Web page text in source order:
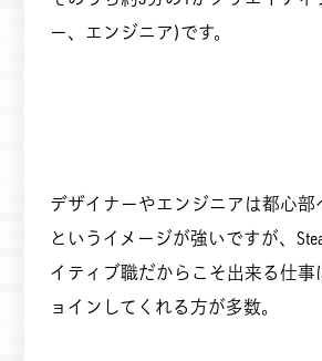
ー、エンジニア)です。
デザイナーやエンジニアは都心部
というイメージが強いですが、
イティブ職だからこそ出来る仕
ョインしてくれる方が多数。